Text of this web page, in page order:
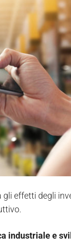
effetti degli
industriale e